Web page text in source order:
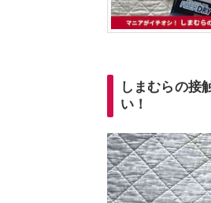
しまむらの接
い！